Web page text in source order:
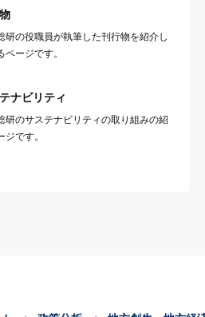
研の役職員が執筆した刊行物を紹介し
ページです。
ナビリティ
研のサステナビリティの取り組みの紹
ジです。